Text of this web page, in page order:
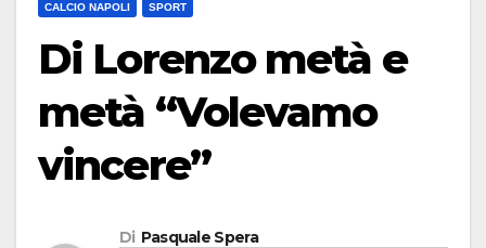
CALCIO NAPOLI SPORT
Di Lorenzo metà e
metà “Volevamo
vincere”
Di Pasquale Spera